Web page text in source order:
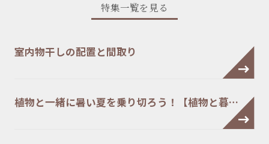
特集一覧を見る
室内物干しの配置と間取り
植物と一緒に暑い夏を乗り切ろう！【植物と暮…